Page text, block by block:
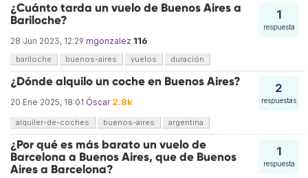
1
respuesta
¿Cuánto tarda un vuelo de Buenos Aires a
Bariloche?
28 Jun 2023, 12:29 mgonzalez 116
bariloche buenos-aires vuelos duración
2
respuestas
¿Dónde alquilo un coche en Buenos Aires?
20 Ene 2025, 18:01 Óscar 2.8k
alquiler-de-coches buenos-aires argentina
1
respuesta
¿Por qué es más barato un vuelo de
Barcelona a Buenos Aires, que de Buenos
Aires a Barcelona?